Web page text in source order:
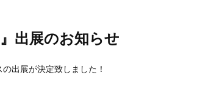
出展のお知らせ
出展が決定致しました！